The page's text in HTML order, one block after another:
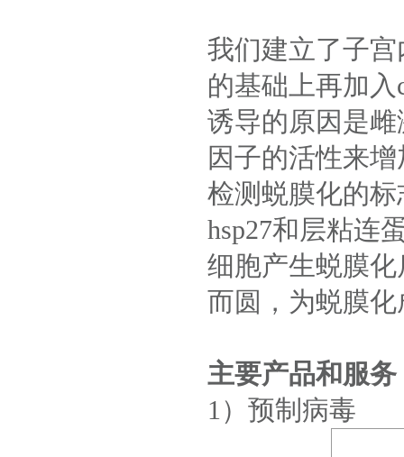
我们建立了子
的基础上再加
诱导的原因是
因子的活性来
检测蜕膜化的标
hsp27和层粘连
细胞产生蜕膜
而圆，为蜕膜
主要产品和服务
1）预制病毒